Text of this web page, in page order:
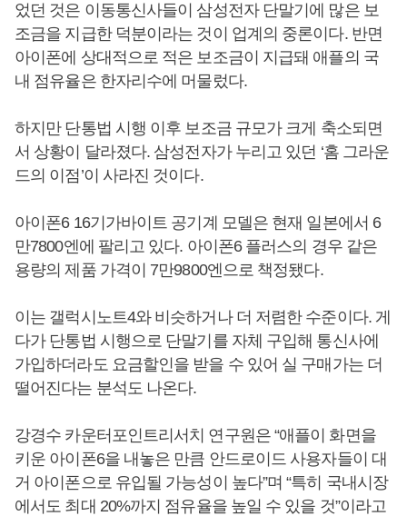
었던 것은 이동통신사들이 삼성전자 단말기에 많은 보
조금을 지급한 덕분이라는 것이 업계의 중론이다. 반면
아이폰에 상대적으로 적은 보조금이 지급돼 애플의 국
내 점유율은 한자리수에 머물렀다.
하지만 단통법 시행 이후 보조금 규모가 크게 축소되면
서 상황이 달라졌다. 삼성전자가 누리고 있던 ‘홈 그라운
드의 이점’이 사라진 것이다.
아이폰6 16기가바이트 공기계 모델은 현재 일본에서 6
만7800엔에 팔리고 있다. 아이폰6 플러스의 경우 같은
용량의 제품 가격이 7만9800엔으로 책정됐다.
이는 갤럭시노트4와 비슷하거나 더 저렴한 수준이다. 게
다가 단통법 시행으로 단말기를 자체 구입해 통신사에
가입하더라도 요금할인을 받을 수 있어 실 구매가는 더
떨어진다는 분석도 나온다.
강경수 카운터포인트리서치 연구원은 “애플이 화면을
키운 아이폰6을 내놓은 만큼 안드로이드 사용자들이 대
거 아이폰으로 유입될 가능성이 높다”며 “특히 국내시장
에서도 최대 20%까지 점유율을 높일 수 있을 것”이라고